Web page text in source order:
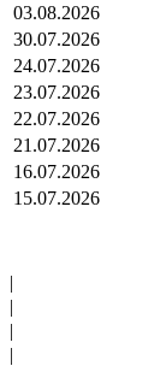
03.08.2026
30.07.2026
24.07.2026
23.07.2026
22.07.2026
21.07.2026
16.07.2026
15.07.2026
|
|
|
|